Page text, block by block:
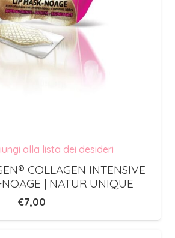
alla lista dei desideri
COLLAGEN INTENSIVE
| NATUR UNIQUE
€7,00